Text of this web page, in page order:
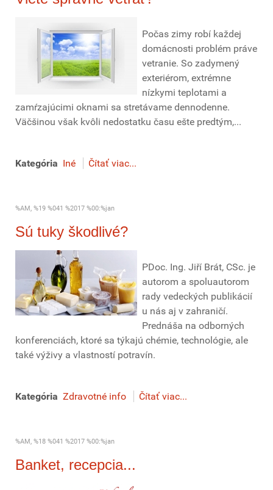
Počas zimy robí každej
domácnosti problém práve
vetranie. So zadymený
exteriérom, extrémne
nízkymi teplotami a
zamŕzajúcimi oknami sa stretávame dennodenne.
Väčšinou však kvôli nedostatku času ešte predtým,...
Kategória Iné Čítať viac...
%AM, %19 %041 %2017 %00:%jan
Sú tuky škodlivé?
PDoc. Ing. Jiří Brát, CSc. je
autorom a spoluautorom
rady vedeckých publikácií
u nás aj v zahraničí.
Prednáša na odborných
konferenciách, ktoré sa týkajú chémie, technológie, ale
také výživy a vlastností potravín.
Kategória Zdravotné info Čítať viac...
%AM, %18 %041 %2017 %00:%jan
Banket, recepcia...